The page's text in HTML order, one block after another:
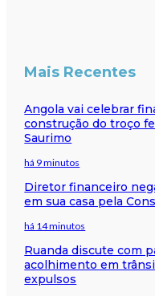
Mais Recentes
Angola vai celebrar
construção do troço
Saurimo
há 9 minutos
Diretor financeiro
em sua casa pela
há 14 minutos
Ruanda discute com
acolhimento em
expulsos